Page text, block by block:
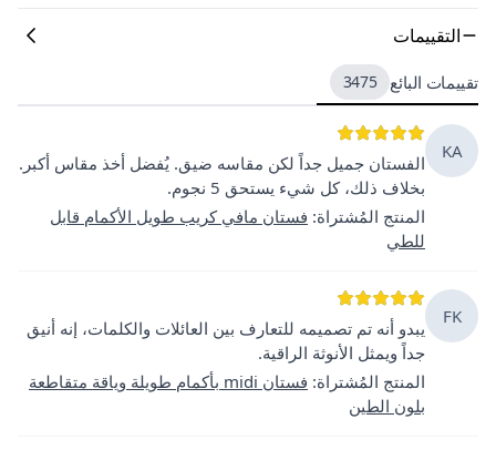
التقييمات
تقييمات البائع 3475
KA
الفستان جميل جداً لكن مقاسه ضيق. يُفضل أخذ مقاس أكبر.
بخلاف ذلك، كل شيء يستحق 5 نجوم.
المنتج المُشتراة: فستان مافي كريب طويل الأكمام قابل
للطي
FK
يبدو أنه تم تصميمه للتعارف بين العائلات والكلمات، إنه أنيق
جداً ويمثل الأنوثة الراقية.
المنتج المُشتراة:
فستان midi بأكمام طويلة وياقة متقاطعة
بلون الطين